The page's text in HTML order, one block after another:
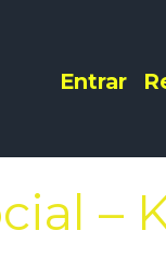
Entrar
–